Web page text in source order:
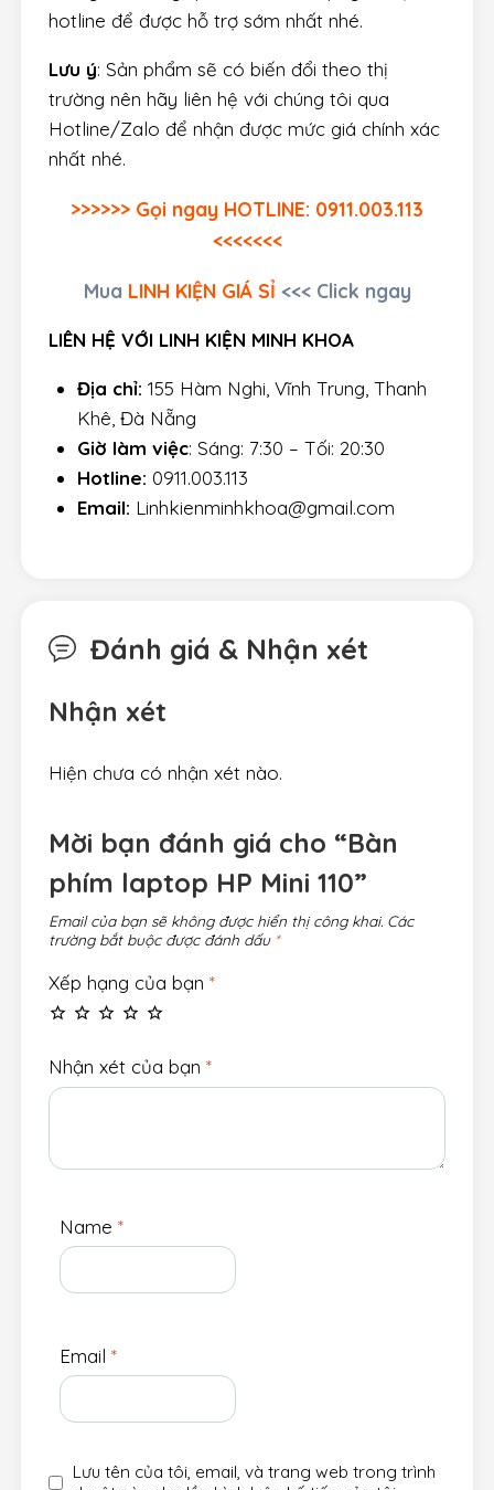
hotline để được hỗ trợ sớm nhất nhé.
Lưu ý: Sản phẩm sẽ có biến đổi theo thị
trường nên hãy liên hệ với chúng tôi qua
Hotline/Zalo để nhận được mức giá chính xác
nhất nhé.
>>>>>> Gọi ngay HOTLINE: 0911.003.113
<<<<<<<
Mua LINH KIỆN GIÁ SỈ <<< Click ngay
LIÊN HỆ VỚI LINH KIỆN MINH KHOA
Địa chỉ: 155 Hàm Nghi, Vĩnh Trung, Thanh
Khê, Đà Nẵng
Giờ làm việc: Sáng: 7:30 – Tối: 20:30
Hotline: 0911.003.113
Email: Linhkienminhkhoa@gmail.com
Đánh giá & Nhận xét
Nhận xét
Hiện chưa có nhận xét nào.
Mời bạn đánh giá cho “Bàn
phím laptop HP Mini 110”
Email của bạn sẽ không được hiển thị công khai. Các
trường bắt buộc được đánh dấu *
Xếp hạng của bạn *
Nhận xét của bạn *
Name *
Email *
Lưu tên của tôi, email, và trang web trong trình